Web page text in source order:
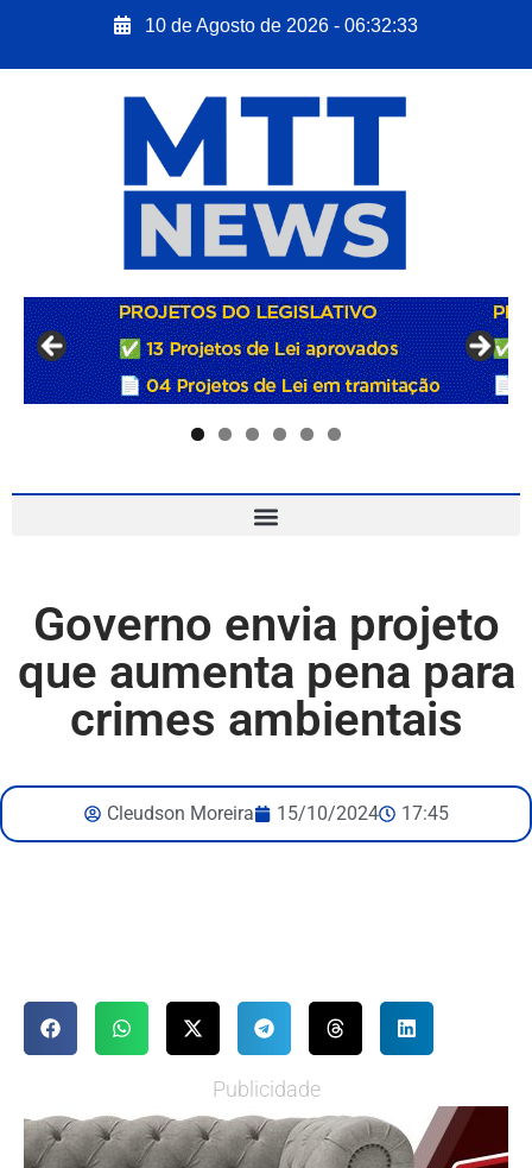
10 de Agosto de 2026 - 06:32:34
Governo envia projeto
que aumenta pena para
crimes ambientais
Cleudson Moreira 15/10/2024 17:45
Publicidade